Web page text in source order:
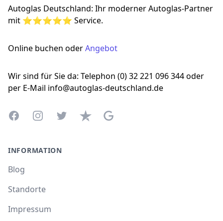
Autoglas Deutschland: Ihr moderner Autoglas-Partner
mit ⭐⭐⭐⭐⭐ Service.
Online buchen oderAngebot
Wir sind für Sie da: Telephon (0) 32 221 096 344 oder
per E-Mail info@autoglas-deutschland.de
FacebookInstagramTwitterTrustpilotGoogle Business Profile
INFORMATION
Blog
Standorte
Impressum